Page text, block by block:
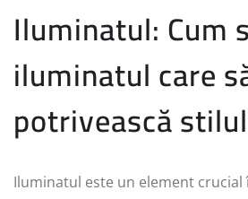
Iluminatul: Cum
iluminatul care
potrivească
Iluminatul este un element crucial